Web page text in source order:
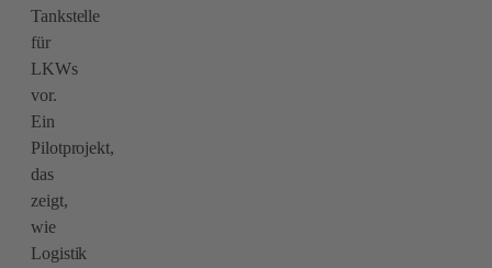
Tankstelle
für
LKWs
vor.
Ein
Pilotprojekt,
das
zeigt,
wie
Logistik